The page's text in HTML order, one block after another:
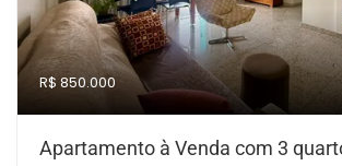
R$ 850.000
Apartamento à Venda com 3